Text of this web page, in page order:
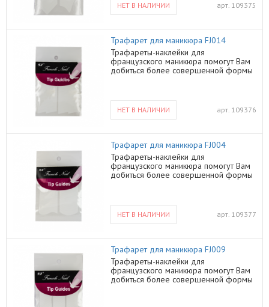
НЕТ В НАЛИЧИИ арт. 109375
Трафарет для маникюра FJ014
Трафареты-наклейки для
французcкого маникюра помогут Вам
добиться более совершенной формы
НЕТ В НАЛИЧИИ арт. 109376
Трафарет для маникюра FJ004
Трафареты-наклейки для
французcкого маникюра помогут Вам
добиться более совершенной формы
НЕТ В НАЛИЧИИ арт. 109377
Трафарет для маникюра FJ009
Трафареты-наклейки для
французcкого маникюра помогут Вам
добиться более совершенной формы